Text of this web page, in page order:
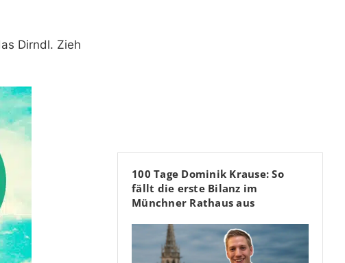
Dirndl. Zieh
100 Tage Dominik Krause: So
fällt die erste Bilanz im
Münchner Rathaus aus